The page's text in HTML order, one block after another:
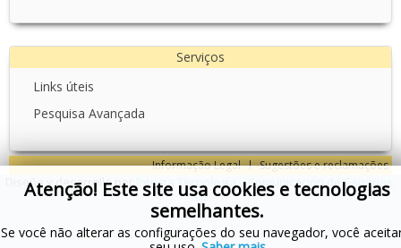
Serviços
Links úteis
Pesquisa Avançada
Informação Legal Sugestões e reclamações
Atenção! Este site usa cookies e tecnologias
semelhantes.
Se você não alterar as configurações do seu navegador, você
Diseño y desarrollo por
Integra Tecnología y Comunicación de Canarias,
S.L.